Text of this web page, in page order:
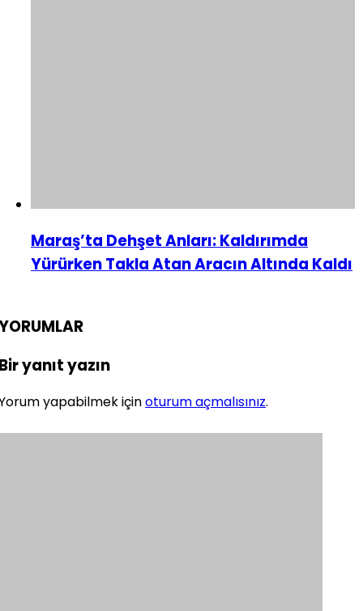
Maraş’ta Dehşet Anları: Kaldırımda
Yürürken Takla Atan Aracın Altında Kaldı
yanıt yazın
yapabilmek içinoturum açmalısınız.